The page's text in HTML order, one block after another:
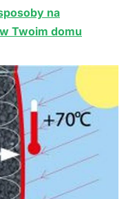
na
Twoim domu